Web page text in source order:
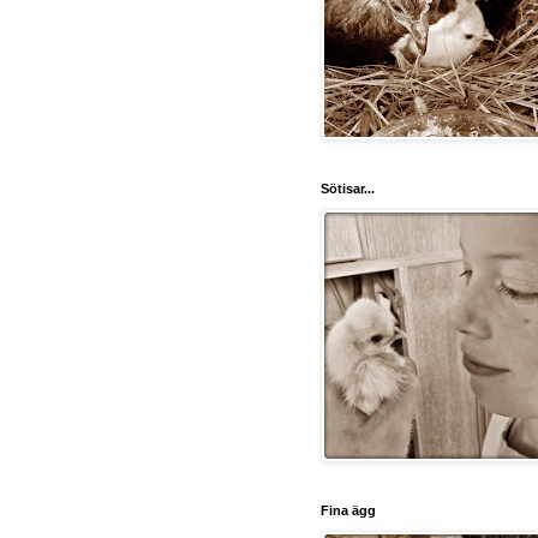
Sötisar...
Fina ägg